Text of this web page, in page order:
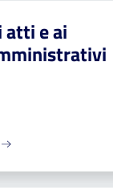
atti e ai